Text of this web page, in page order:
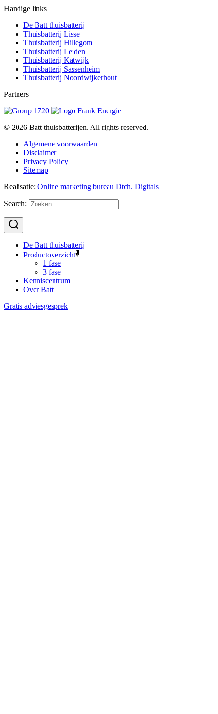
Handige links
De Batt thuisbatterij
Thuisbatterij Lisse
Thuisbatterij Hillegom
Thuisbatterij Leiden
Thuisbatterij Katwijk
Thuisbatterij Sassenheim
Thuisbatterij Noordwijkerhout
Partners
© 2026 Batt thuisbatterijen. All rights reserved.
Algemene voorwaarden
Disclaimer
Privacy Policy
Sitemap
Realisatie: Online marketing bureau Dtch. Digitals
Search:
De Batt thuisbatterij
Productoverzicht
1 fase
3 fase
Kenniscentrum
Over Batt
Gratis adviesgesprek